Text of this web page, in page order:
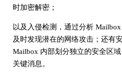
时加密解密；
以及入侵检测，通过分析
及时发现潜在的网络攻击；还有
Mailbox 内部划分独立的安全区
关键消息。